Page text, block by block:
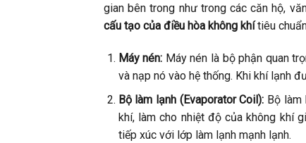
gian bên trong như trong các căn hộ,
cấu tạo của điều hòa không khítiêu
Máy nén: Máy nén là bộ phận quan
và nạp nó vào hệ thống. Khi khí lạnh
Bộ làm lạnh (Evaporator Coil): Bộ
khí, làm cho nhiệt độ của không khí
tiếp xúc với lớp làm lạnh mạnh lạnh.